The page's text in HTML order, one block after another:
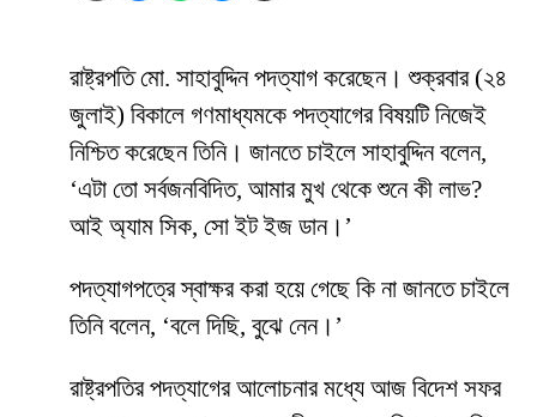
রাষ্ট্রপতি মো. সাহাবুদ্দিন পদত্যাগ করেছেন। শুক্রবার (২৪
জুলাই) বিকালে গণমাধ্যমকে পদত্যাগের বিষয়টি নিজেই
নিশ্চিত করেছেন তিনি। জানতে চাইলে সাহাবুদ্দিন বলেন,
‘এটা তো সর্বজনবিদিত, আমার মুখ থেকে শুনে কী লাভ?
আই অ্যাম সিক, সো ইট ইজ ডান।’
পদত্যাগপত্রে স্বাক্ষর করা হয়ে গেছে কি না জানতে চাইলে
তিনি বলেন, ‘বলে দিছি, বুঝে নেন।’
রাষ্ট্রপতির পদত্যাগের আলোচনার মধ্যে আজ বিদেশ সফর